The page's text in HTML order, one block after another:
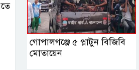
গোপালগঞ্জে ৫ প্লাটুন বিজিবি
মোতায়েন